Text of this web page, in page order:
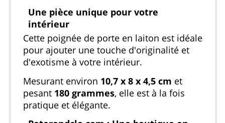
Une pièce unique pour votre
intérieur
Cette poignée de porte en laiton est idéale
pour ajouter une touche d'originalité et
d'exotisme à votre intérieur.
Mesurant environ 10,7 x 8 x 4,5 cm et
pesant 180 grammes, elle est à la fois
pratique et élégante.